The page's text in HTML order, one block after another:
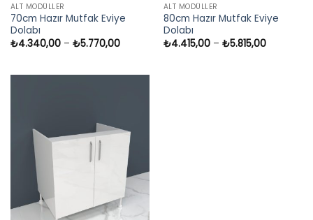
ALT MODÜLLER
70cm Hazır Mutfak Eviye
Dolabı
₺4.340,00 – ₺5.770,00Fiyat
₺5.770,00
ALT MODÜLLER
80cm Hazır Mutfak Eviye
Dolabı
₺4.415,00 – ₺5.815,00Fiyat